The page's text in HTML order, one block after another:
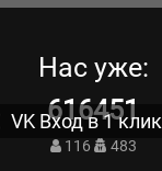
Нас уже:
616451
116 483
VK Вход в 1 клик